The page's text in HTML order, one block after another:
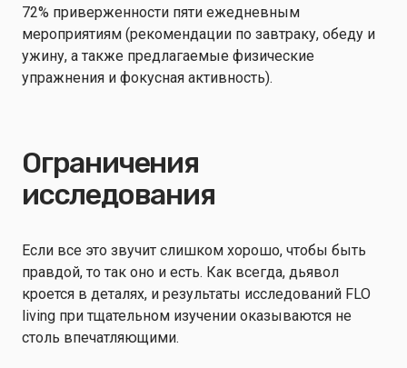
72% приверженности пяти ежедневным
мероприятиям (рекомендации по завтраку, обеду и
ужину, а также предлагаемые физические
упражнения и фокусная активность).
Ограничения
исследования
Если все это звучит слишком хорошо, чтобы быть
правдой, то так оно и есть. Как всегда, дьявол
кроется в деталях, и результаты исследований FLO
living при тщательном изучении оказываются не
столь впечатляющими.